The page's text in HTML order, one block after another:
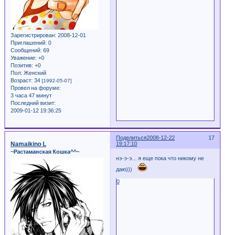
Зарегистрирован: 2008-12-01
Приглашений: 0
Сообщений: 69
Уважение: +0
Позитив: +0
Пол: Женский
Возраст: 34 [1992-05-07]
Провел на форуме:
3 часа 47 минут
Последний визит:
2009-01-12 19:36:25
Поделиться 17
2008-12-22
19:17:10
Namaikino L
~Растаманская Кошка^^~
нэ-э-э... я еще пока что никому не
даю)))
0